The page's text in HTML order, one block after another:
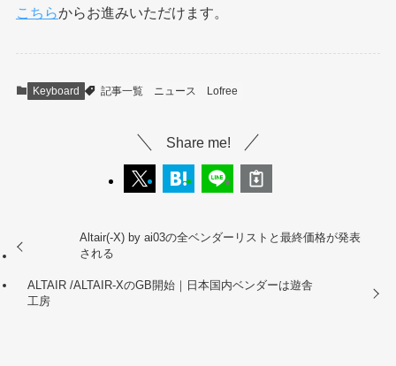
こちらからお進みいただけます。
Keyboard 記事一覧 ニュース Lofree
Share me!
Altair(-X) by ai03の全ベンダーリストと最終価格が発表
される
ALTAIR /ALTAIR-XのGB開始｜日本国内ベンダーは遊舎
工房